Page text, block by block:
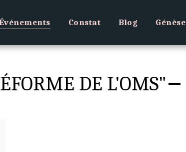
Événements Constat Blog Génèse
DE L'OMS"